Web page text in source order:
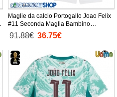
Maglie da calcio Portogallo Joao Felix
#11 Seconda Maglia Bambino
Mondiali 2026 Manica Corta +
Pantaloni corti)
91.88€ 36.75€